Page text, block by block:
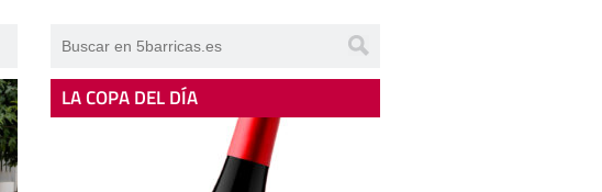
LA COPA DEL DÍA